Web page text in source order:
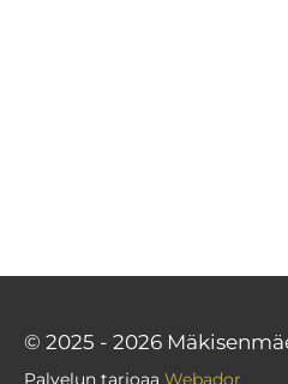
© 2025 - 2026
Palvelun tarjoaa Webador